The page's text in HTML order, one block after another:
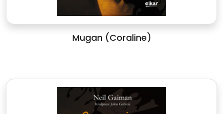
Mugan (Coraline)